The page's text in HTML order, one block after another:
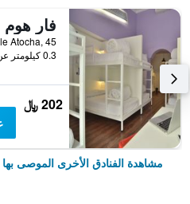
فار هوم
0.3 كيلومتر عن وسط المدينة
202 ﷼
مشاهدة الفنادق الأخرى الموصى بها